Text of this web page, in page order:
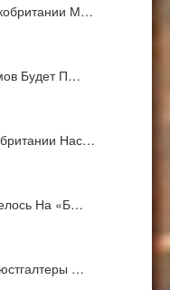
М…
Будет П…
Нас…
На «Б…
…